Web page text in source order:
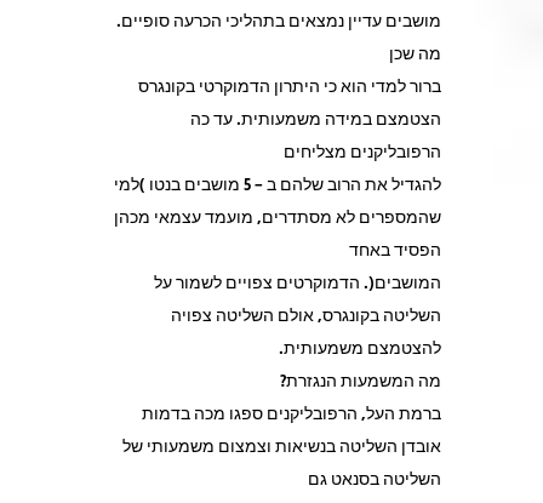
מושבים עדיין נמצאים בתהליכי הכרעה סופיים.
מה שכן
ברור למדי הוא כי היתרון הדמוקרטי בקונגרס
הצטמצם במידה משמעותית. עד כה
הרפובליקנים מצליחים
להגדיל את הרוב שלהם ב – 5 מושבים בנטו )למי
שהמספרים לא מסתדרים, מועמד עצמאי מכהן
הפסיד באחד
המושבים(. הדמוקרטים צפויים לשמור על
השליטה בקונגרס, אולם השליטה צפויה
להצטמצם משמעותית.
מה המשמעות הנגזרת?
ברמת העל, הרפובליקנים ספגו מכה בדמות
אובדן השליטה בנשיאות וצמצום משמעותי של
השליטה בסנאט גם